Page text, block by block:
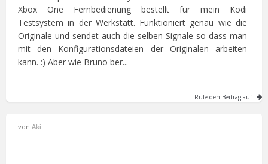
Xbox One Fernbedienung bestellt für mein Kodi
Testsystem in der Werkstatt. Funktioniert genau wie die
Originale und sendet auch die selben Signale so dass man
mit den Konfigurationsdateien der Originalen arbeiten
kann. :) Aber wie Bruno ber...
Rufe den Beitrag auf
von Aki